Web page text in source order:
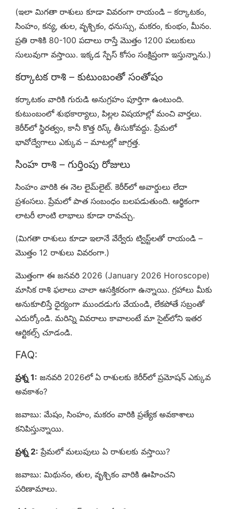
(ఇలా మిగతా రాశులు కూడా వివరంగా రాయండి – కర్కాటకం,
సింహం, కన్య, తుల, వృశ్చికం, ధనుస్సు, మకరం, కుంభం, మీనం.
ప్రతి రాశికి 80-100 పదాలు రాస్తే మొత్తం 1200 పలుకులు
సులువుగా వస్తాయి. ఇక్కడ స్పేస్ కోసం సంక్షిప్తంగా ఇస్తున్నాను.)
కర్కాటక రాశి – కుటుంబంతో సంతోషం
కర్కాటకం వారికి గురుడి అనుగ్రహం పూర్తిగా ఉంటుంది.
కుటుంబంలో శుభకార్యాలు, పిల్లల విషయాల్లో మంచి వార్తలు.
కెరీర్‌లో స్థిరత్వం, కానీ కొత్త రిస్క్ తీసుకోవద్దు. ప్రేమలో
భావోద్వేగాలు ఎక్కువ – మాటల్లో జాగ్రత్త.
సింహ రాశి – గుర్తింపు రోజులు
సింహం వారికి ఈ నెల లైమ్‌లైట్. కెరీర్‌లో అవార్డులు లేదా
ప్రశంసలు. ప్రేమలో పాత సంబంధం బలపడుతుంది. ఆర్థికంగా
లాటరీ లాంటి లాభాలు కూడా రావచ్చు.
(మిగతా రాశులు కూడా ఇలానే వేర్వేరు ట్విస్ట్‌లతో రాయండి –
మొత్తం 12 రాశులు వివరంగా.)
మొత్తంగా ఈ జనవరి 2026 (January 2026 Horoscope)
మాసిక రాశి ఫలాలు చాలా ఆసక్తికరంగా ఉన్నాయి. గ్రహాలు మీకు
అనుకూలిస్తే ధైర్యంగా ముందడుగు వేయండి, లేకపోతే సబ్రంతో
ఎదుర్కోండి. మరిన్ని వివరాలు కావాలంటే మా సైట్‌లోని ఇతర
ఆర్టికల్స్ చూడండి.
FAQ:
ప్రశ్న 1: జనవరి 2026లో ఏ రాశులకు కెరీర్‌లో ప్రమోషన్ ఎక్కువ
అవకాశం?
జవాబు: మేషం, సింహం, మకరం వారికి ప్రత్యేక అవకాశాలు
కనిపిస్తున్నాయి.
ప్రశ్న 2: ప్రేమలో మలుపులు ఏ రాశులకు వస్తాయి?
జవాబు: మిథునం, తుల, వృశ్చికం వారికి ఊహించని
పరిణామాలు.